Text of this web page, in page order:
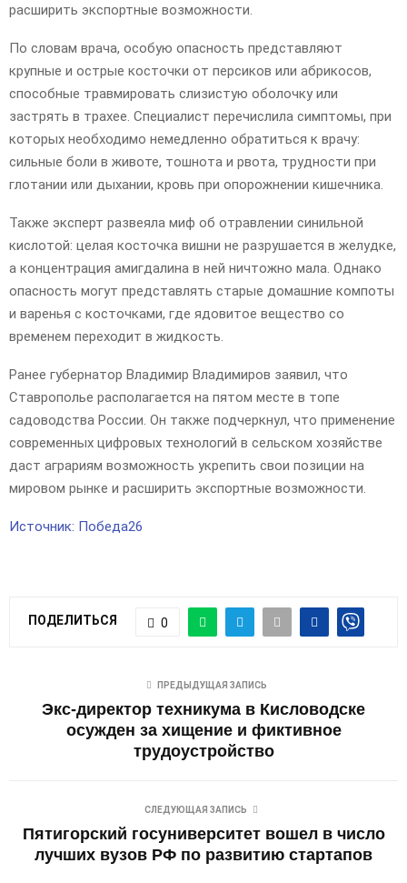
расширить экспортные возможности.
По словам врача, особую опасность представляют
крупные и острые косточки от персиков или абрикосов,
способные травмировать слизистую оболочку или
застрять в трахее. Специалист перечислила симптомы, при
которых необходимо немедленно обратиться к врачу:
сильные боли в животе, тошнота и рвота, трудности при
глотании или дыхании, кровь при опорожнении кишечника.
Также эксперт развеяла миф об отравлении синильной
кислотой: целая косточка вишни не разрушается в желудке,
а концентрация амигдалина в ней ничтожно мала. Однако
опасность могут представлять старые домашние компоты
и варенья с косточками, где ядовитое вещество со
временем переходит в жидкость.
Ранее губернатор Владимир Владимиров заявил, что
Ставрополье располагается на пятом месте в топе
садоводства России. Он также подчеркнул, что применение
современных цифровых технологий в сельском хозяйстве
даст аграриям возможность укрепить свои позиции на
мировом рынке и расширить экспортные возможности.
Источник: Победа26
ПОДЕЛИТЬСЯ 0
ПРЕДЫДУЩАЯ ЗАПИСЬ
Экс-директор техникума в Кисловодске
осужден за хищение и фиктивное
трудоустройство
СЛЕДУЮЩАЯ ЗАПИСЬ
Пятигорский госуниверситет вошел в число
лучших вузов РФ по развитию стартапов